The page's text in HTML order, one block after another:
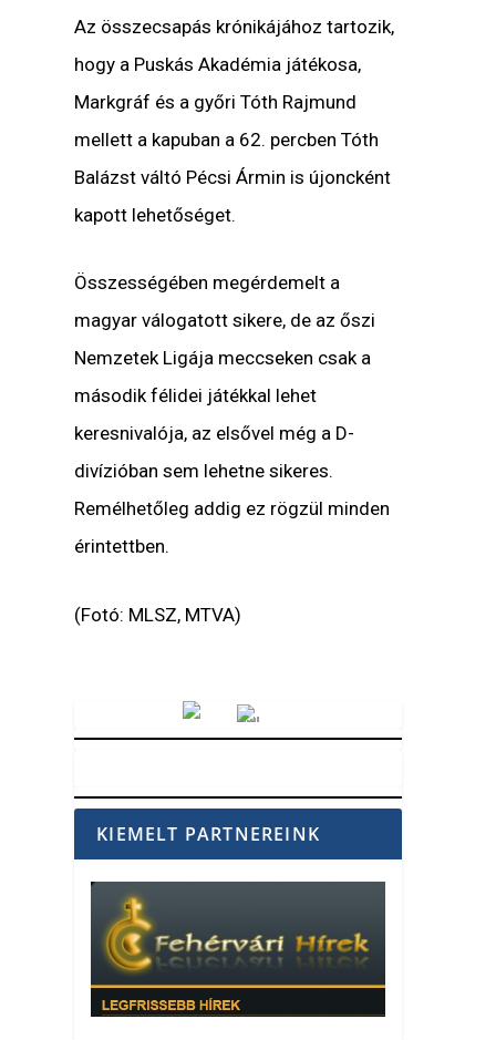
Az összecsapás krónikájához tartozik,
hogy a Puskás Akadémia játékosa,
Markgráf és a győri Tóth Rajmund
mellett a kapuban a 62. percben Tóth
Balázst váltó Pécsi Ármin is újoncként
kapott lehetőséget.
Összességében megérdemelt a
magyar válogatott sikere, de az őszi
Nemzetek Ligája meccseken csak a
második félidei játékkal lehet
keresnivalója, az elsővel még a D-
divízióban sem lehetne sikeres.
Remélhetőleg addig ez rögzül minden
érintettben.
(Fotó: MLSZ, MTVA)
KIEMELT PARTNEREINK